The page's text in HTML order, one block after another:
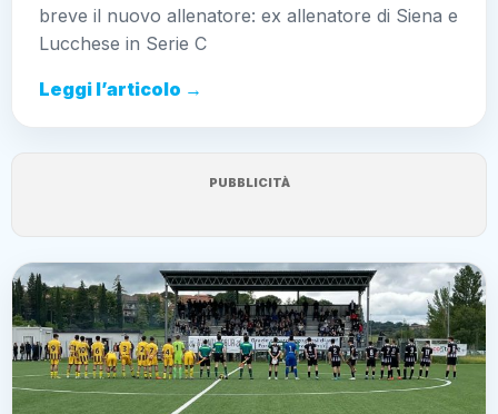
breve il nuovo allenatore: ex allenatore di Siena e
Lucchese in Serie C
Leggi l’articolo →
PUBBLICITÀ